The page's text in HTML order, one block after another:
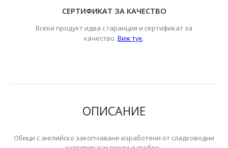
СЕРТИФИКАТ ЗА КАЧЕСТВО
Всеки продукт идва с гаранция и сертификат за
качество. Виж тук.
ОПИСАНИЕ
Обици с английско закопчаване изработени от сладководни